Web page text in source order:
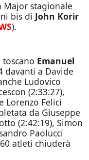
Major stagionale
bis di John Korir
).
Emanuel
davanti a Davide
Ludovico
(2:33:27),
Lorenzo Felici
da Giuseppe
(2:42:19), Simon
Paolucci
atleti chiuderà